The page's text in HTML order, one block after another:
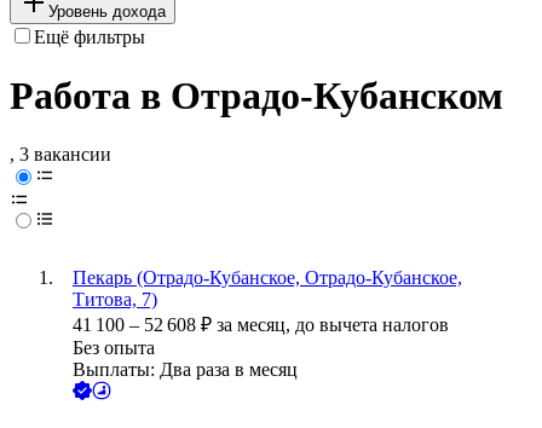
Уровень дохода
Ещё фильтры
Работа в Отрадо-Кубанском
, 3 вакансии
Пекарь (Отрадо-Кубанское, Отрадо-Кубанское,
Титова, 7)
41 100 – 52 608 ₽ за месяц, до вычета налогов
Без опыта
Выплаты: Два раза в месяц